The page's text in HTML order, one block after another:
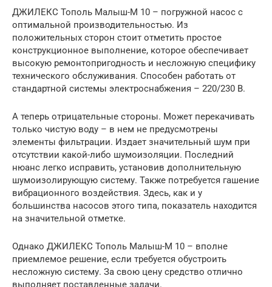
ДЖИЛЕКС Тополь Малыш-М 10 – погружной насос с
оптимальной производительностью. Из
положительных сторон стоит отметить простое
конструкционное выполнение, которое обеспечивает
высокую ремонтопригодность и несложную специфику
технического обслуживания. Способен работать от
стандартной системы электроснабжения – 220/230 В.
А теперь отрицательные стороны. Может перекачивать
только чистую воду – в нем не предусмотрены
элементы фильтрации. Издает значительный шум при
отсутствии какой-либо шумоизоляции. Последний
нюанс легко исправить, установив дополнительную
шумоизолирующую систему. Также потребуется гашение
вибрационного воздействия. Здесь, как и у
большинства насосов этого типа, показатель находится
на значительной отметке.
Однако ДЖИЛЕКС Тополь Малыш-М 10 – вполне
приемлемое решение, если требуется обустроить
несложную систему. За свою цену средство отлично
выполняет поставленные задачи.